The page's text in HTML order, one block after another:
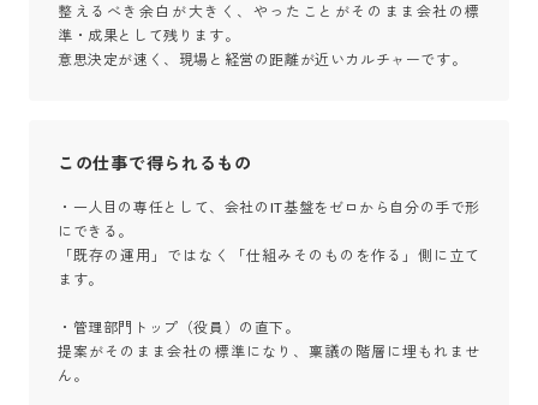
整えるべき余白が大きく、やったことがそのまま会社の標
準・成果として残ります。
意思決定が速く、現場と経営の距離が近いカルチャーです。
この仕事で得られるもの
・一人目の専任として、会社のIT基盤をゼロから自分の手で形
にできる。
「既存の運用」ではなく「仕組みそのものを作る」側に立て
ます。
・管理部門トップ（役員）の直下。
提案がそのまま会社の標準になり、稟議の階層に埋もれませ
ん。